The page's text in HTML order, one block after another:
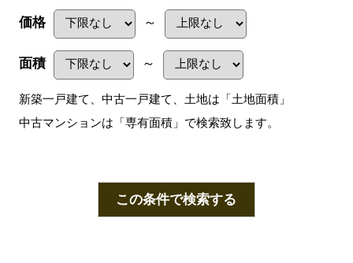
価格 ～
面積 ～
新築一戸建て、中古一戸建て、土地は「土地面積」
中古マンションは「専有面積」で検索致します。
この条件で検索する